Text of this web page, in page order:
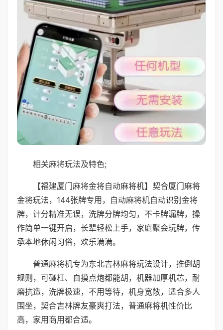
相关麻将玩法及特色;
【福建厦门麻将金将自动麻将机】契合厦门麻将
金将玩法，144张牌专用，自动麻将机自动识别金将
牌，计分精准无误，洗牌分牌均匀，不卡牌漏牌，操
作简单一键开启，长辈轻松上手，家庭聚会玩牌，传
承本地休闲习俗，欢乐满满。
普通麻将机专为东北吉林麻将玩法设计，推倒胡
规则，可碰杠、自摸点炮都能胡，机器加厚机芯，耐
磨抗造，洗牌极速，不用等待，机身宽敞，适合多人
围坐，契合吉林牌友豪爽打法，普通麻将机性价比
高，家用商用都合适。